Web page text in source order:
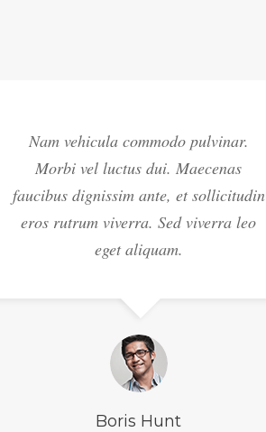
Nam vehicula commodo pulvinar.
Morbi vel luctus dui. Maecenas
faucibus dignissim ante, et sollicitudin
eros rutrum viverra. Sed viverra leo
eget aliquam.
Boris Hunt